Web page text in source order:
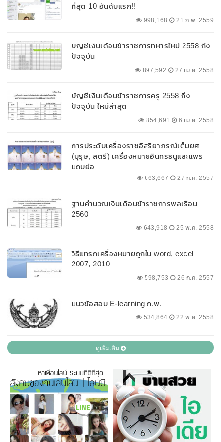
ที่สุด 10 อันดับแรก!!
998,168 21 ก.พ. 2559
บัญชีเงินเดือนข้าราชการทหารใหม่ 2558 ถึง
ปัจจุบัน
897,592 27 เม.ย. 2558
บัญชีเงินเดือนข้าราชการครู 2558 ถึง
ปัจจุบัน ใหม่ล่าสุด
854,691 6 เม.ย. 2558
การประดับเครื่องราชอิสริยาภรณ์เต็มยศ
(บุรุษ, สตรี) เครื่องหมายอินทรธนูและแพร
แถบย่อ
663,667 27 ก.ค. 2557
ฐานคำนวณเงินเดือนข้าราชการพลเรือน
2560
643,918 25 พ.ค. 2558
วิธีแทรกเครื่องหมายถูกใน word, excel
2007, 2010
598,753 26 ก.ค. 2557
แนวข้อสอบ E-learning ก.พ.
534,864 22 พ.ย. 2558
ดูเพิ่มเติม